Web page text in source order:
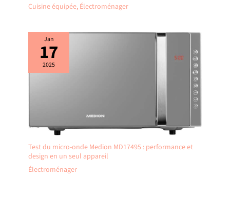
Cuisine équipée, Électroménager
Jan
17
2025
Test du micro-onde Medion MD17495 : performance et
design en un seul appareil
Électroménager